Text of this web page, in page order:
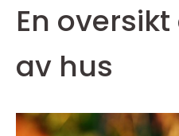
En
av hus